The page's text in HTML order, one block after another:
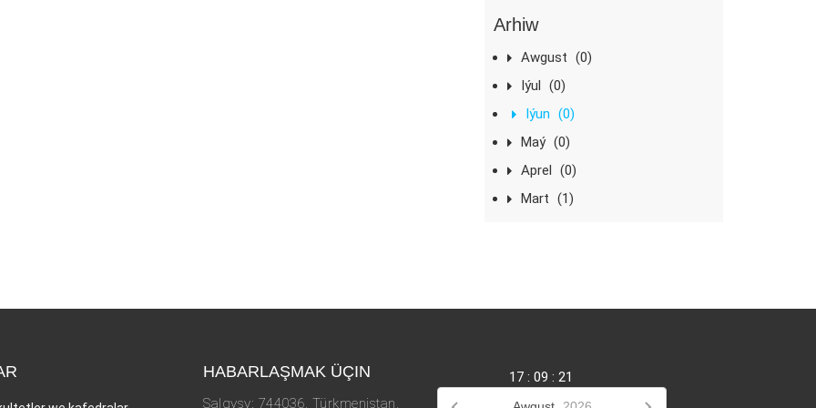
Arhiw
Awgust (0)
Iýul (0)
Iýun (0)
Maý (0)
Aprel (0)
Mart (1)
HABARLAŞMAK ÜÇIN
Salgysy: 744036, Türkmenistan,
17: 09 : 22